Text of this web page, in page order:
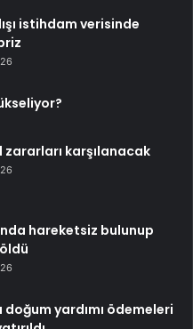
istihdam verisinde
zararları karşılanacak
hareketsiz bulunup
doğum yardımı ödemeleri